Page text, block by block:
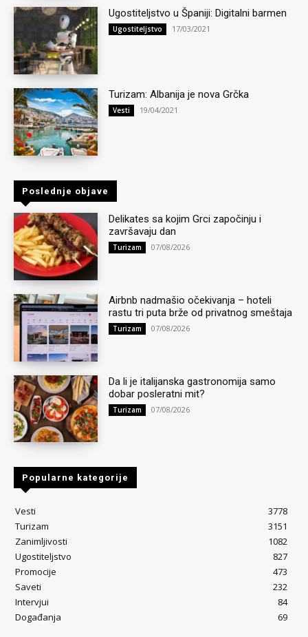
Ugostiteljstvo u Španiji: Digitalni barmen
Ugostiteljstvo 17/03/2021
Turizam: Albanija je nova Grčka
Vesti 19/04/2021
Poslednje objave
Delikates sa kojim Grci započinju i
završavaju dan
Turizam 07/08/2026
Airbnb nadmašio očekivanja – hoteli
rastu tri puta brže od privatnog smeštaja
Turizam 07/08/2026
Da li je italijanska gastronomija samo
dobar posleratni mit?
Turizam 07/08/2026
Popularne kategorije
Vesti
3778
Turizam
3151
Zanimljivosti
1082
Ugostiteljstvo
827
Promocije
473
Saveti
232
Intervjui
84
Događanja
69